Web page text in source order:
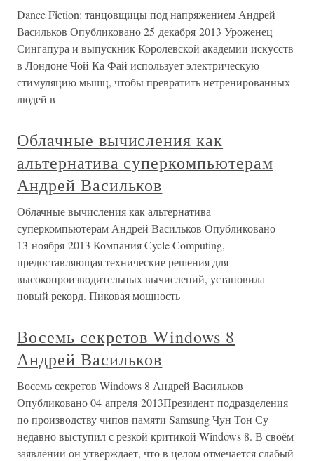
Dance Fiction: танцовщицы под напряжением Андрей
Васильков Опубликовано 25 декабря 2013 Уроженец
Сингапура и выпускник Королевской академии искусств
в Лондоне Чой Ка Фай использует электрическую
стимуляцию мышц, чтобы превратить нетренированных
людей в
Облачные вычисления как
альтернатива суперкомпьютерам
Андрей Васильков
Облачные вычисления как альтернатива
суперкомпьютерам Андрей Васильков Опубликовано
13 ноября 2013 Компания Cycle Computing,
предоставляющая технические решения для
высокопроизводительных вычислений, установила
новый рекорд. Пиковая мощность
Восемь секретов Windows 8
Андрей Васильков
Восемь секретов Windows 8 Андрей Васильков
Опубликовано 04 апреля 2013Президент подразделения
по производству чипов памяти Samsung Чун Тон Су
недавно выступил с резкой критикой Windows 8. В своём
заявлении он утверждает, что в целом отмечается слабый